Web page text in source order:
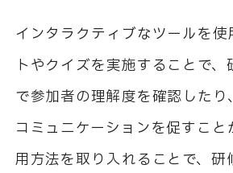
インタラクティブなツールを使
トやクイズを実施することで、
で参加者の理解度を確認した
コミュニケーションを促すこと
用方法を取り入れることで、研